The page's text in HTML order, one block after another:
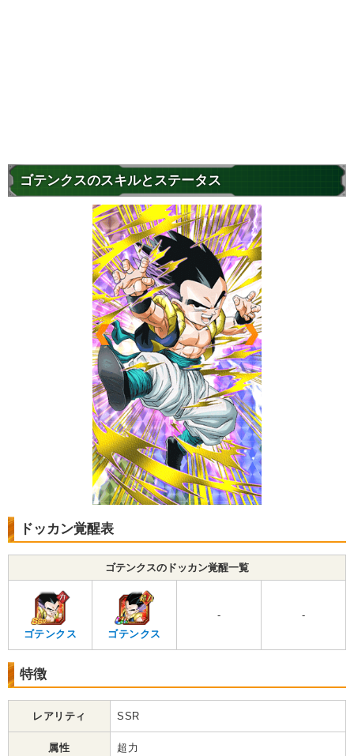
ゴテンクスのスキルとステータス
ドッカン覚醒表
ゴテンクスのドッカン覚醒一覧
ゴテンクス ゴテンクス
- -
特徴
レアリティ SSR
属性 超力